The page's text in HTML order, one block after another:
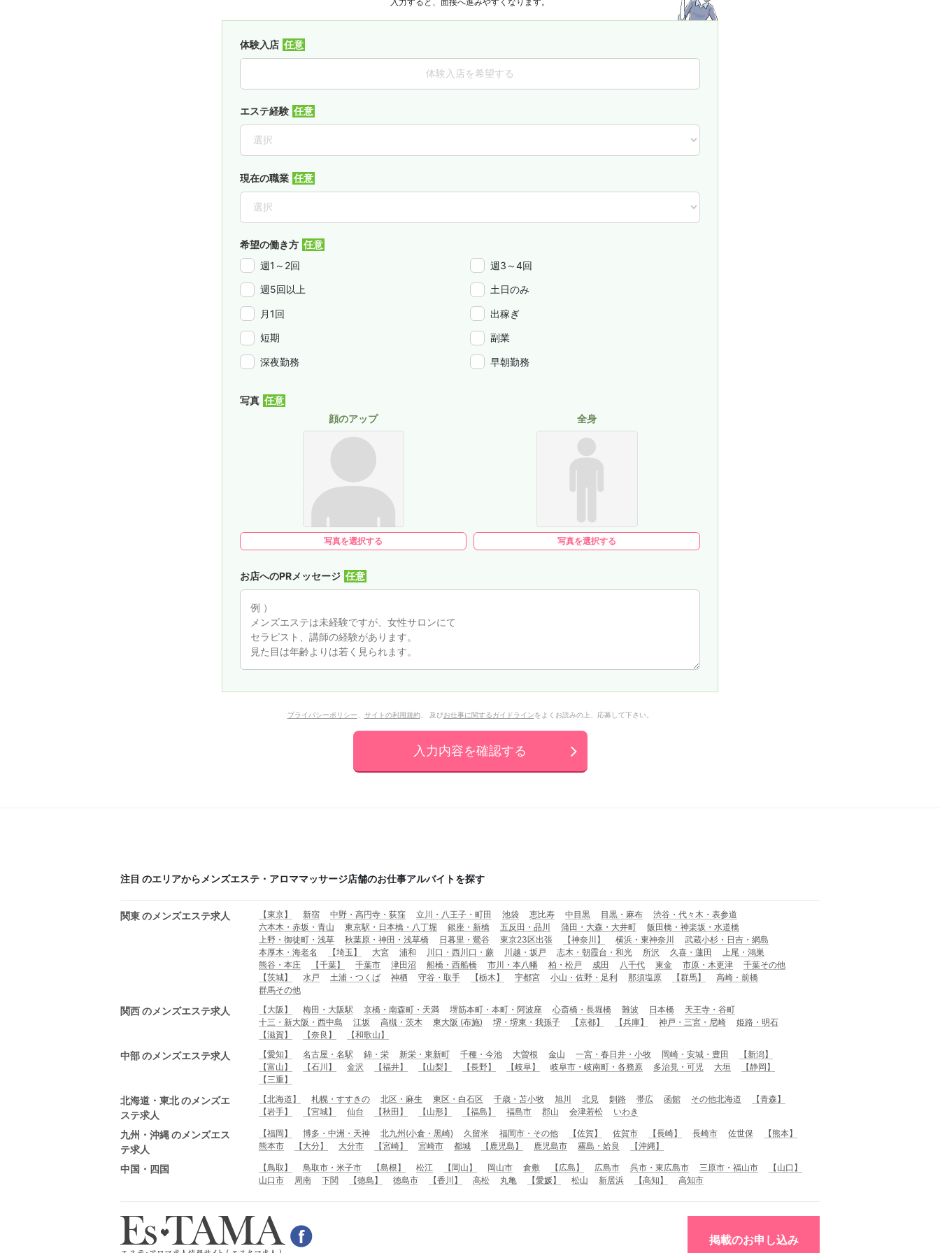
体験入店
体験入店を希望する
エステ経験
現在の職業
希望の働き方
週1～2回
週3～4回
週5回以上 土日のみ
月1回 出稼ぎ
短期 副業
深夜勤務 早朝勤務
写真
顔のアップ
写真を選択する
全身
写真を選択する
お店へのPRメッセージ
プライバシーポリシー サイトの利用規約、 及びお仕事に関するガイドラインをよくお読みの上、応募して下さい。
入力内容を確認する
注目 のエリアからメンズエステ・アロママッサージ店舗のお仕事アルバイトを探す
関東 のメンズエステ求人 【東京】 新宿 中野・高円寺・荻窪 立川・八王子・町田 池袋 恵比寿 中目黒 目黒・麻布
渋谷・代々木・表参道
六本木・赤坂・青山
東京駅・日本橋・八丁堀 銀座・新橋 五反田・品川 蒲田・大森・大井町
飯田橋・神楽坂・水道橋
上野・御徒町・浅草
秋葉原・神田・浅草橋 日暮里・鶯谷 東京23区出張 【神奈川】 横浜・東神奈川
武蔵小杉・日吉・網島
本厚木・海老名
【埼玉】 大宮 浦和 川口・西川口・蕨 川越・坂戸 志木・朝霞台・和光 所沢 久喜・蓮田
上尾・鴻巣
熊谷・本庄
【千葉】 千葉市 津田沼 船橋・西船橋 市川・本八幡 柏・松戸 成田 八千代 東金 市原・木更津
千葉その他
【茨城】
水戸 土浦・つくば 神栖 守谷・取手 【栃木】 宇都宮 小山・佐野・足利 那須塩原 【群馬】
高崎・前橋
群馬その他
関西 のメンズエステ求人 【大阪】 梅田・大阪駅 京橋・南森町・天満 堺筋本町・本町・阿波座 心斎橋・長堀橋 難波 日本橋
天王寺・谷町
十三・新大阪・西中島
江坂 高槻・茨木 東大阪 (布施) 堺・堺東・我孫子 【京都】 【兵庫】 神戸・三宮・尼崎
姫路・明石
【滋賀】
【奈良】 【和歌山】
中部 のメンズエステ求人 【愛知】 名古屋・名駅 錦・栄 新栄・東新町 千種・今池 大曽根 金山 一宮・春日井・小牧 岡崎・安城・豊田
【新潟】
【富山】
【石川】 金沢 【福井】 【山梨】 【長野】 【岐阜】 岐阜市・岐南町・各務原 多治見・可児 大垣
【静岡】
【三重】
北海道・東北 のメンズエ
ステ求人
【北海道】 札幌・すすきの 北区・麻生 東区・白石区 千歳・苫小牧 旭川 北見 釧路 帯広 函館 その他北海道
【青森】
【岩手】
【宮城】 仙台 【秋田】 【山形】 【福島】 福島市 郡山 会津若松 いわき
九州・沖縄 のメンズエス
テ求人
【福岡】 博多・中洲・天神 北九州(小倉・黒崎) 久留米 福岡市・その他 【佐賀】 佐賀市 【長崎】 長崎市 佐世保
【熊本】
熊本市
【大分】 大分市 【宮崎】 宮崎市 都城 【鹿児島】 鹿児島市 霧島・姶良 【沖縄】
中国・四国 【鳥取】 鳥取市・米子市 【島根】 松江 【岡山】 岡山市 倉敷 【広島】 広島市 呉市・東広島市 三原市・福山市
【山口】
山口市
周南 下関 【徳島】 徳島市 【香川】 高松 丸亀 【愛媛】 松山 新居浜 【高知】 高知市
掲載のお申し込み